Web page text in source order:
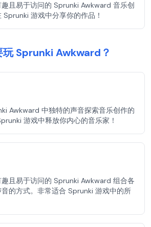
且易于访问的 Sprunki Awkward 音乐创
Sprunki 游戏中分享你的作品！
玩 Sprunki Awkward？
Awkward 中独特的声音探索音乐创作的
游戏中释放你内心的音乐家！
且易于访问的 Sprunki Awkward 组合各
的方式。非常适合 Sprunki 游戏中的所